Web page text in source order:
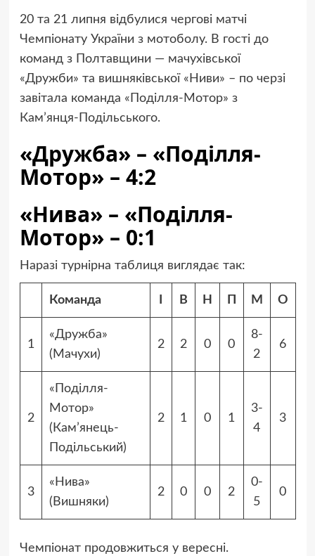
20 та 21 липня відбулися чергові матчі
Чемпіонату України з мотоболу. В гості до
команд з Полтавщини — мачухівської
«Дружби» та вишняківської «Ниви» – по черзі
завітала команда «Поділля-Мотор» з
Кам’янця-Подільського.
«Дружба» – «Поділля-
Мотор» – 4:2
«Нива» – «Поділля-
Мотор» – 0:1
Наразі турнірна таблиця виглядає так:
Команда В Н П М О
1
«Дружба»
(Мачухи)
2 2 0 0
8-
2
6
2
«Поділля-
Мотор»
(Кам’янець-
Подільський)
2 1 0 1
3-
4
3
3
«Нива»
(Вишняки)
2 0 0 2
0-
5
0
Чемпіонат продовжиться у вересні.